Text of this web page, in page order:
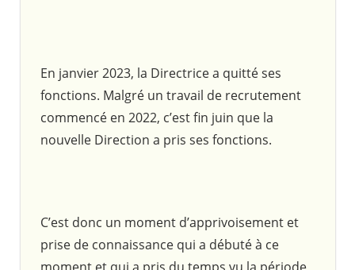
En janvier 2023, la Directrice a quitté ses
fonctions. Malgré un travail de recrutement
commencé en 2022, c’est fin juin que la
nouvelle Direction a pris ses fonctions.
C’est donc un moment d’apprivoisement et
prise de connaissance qui a débuté à ce